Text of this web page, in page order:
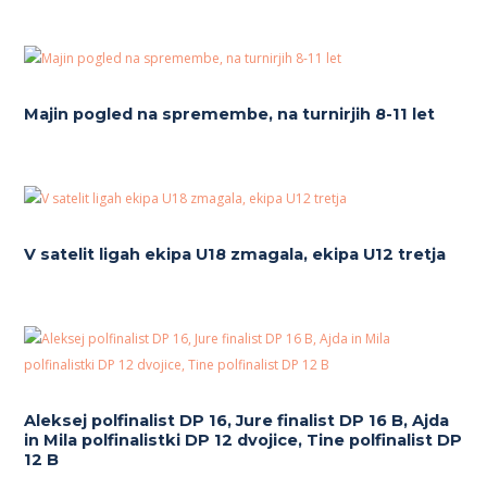
Majin pogled na spremembe, na turnirjih 8-11 let
V satelit ligah ekipa U18 zmagala, ekipa U12 tretja
Aleksej polfinalist DP 16, Jure finalist DP 16 B, Ajda
in Mila polfinalistki DP 12 dvojice, Tine polfinalist DP
12 B